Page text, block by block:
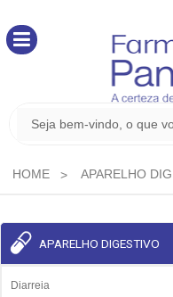
HOME APARELHO
APARELHO DIGESTIVO
Diarreia